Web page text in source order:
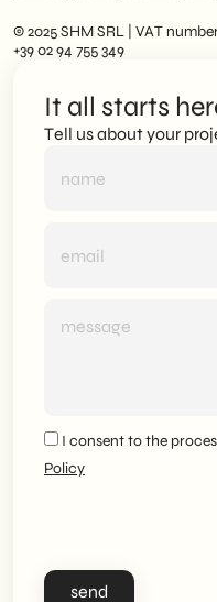
© 2025 SHM SRL | VAT
+39 02 94 755 349
It all starts
Tell us about your
I consent to the
Policy